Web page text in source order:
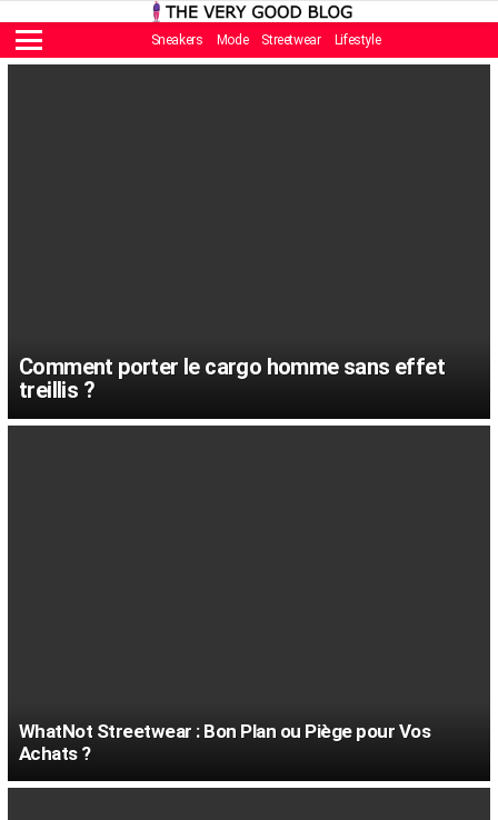
Menu
Sneakers Mode Streetwear Lifestyle
Comment porter le cargo homme sans effet
treillis ?
WhatNot Streetwear : Bon Plan ou Piège pour Vos
Achats ?